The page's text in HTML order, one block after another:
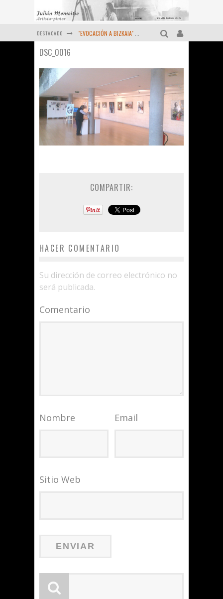
DESTACADO "EVOCACIÓN A BIZKAIA" ORTUELLA (1983-2024) Momoitio
OCTUBRE DE 2022 - Un retrato más de MOMOITIO
Diciembre de 2021 - Últimas obras
DSC_0016
COMPARTIR:
HACER COMENTARIO
Su dirección de correo electrónico no
será publicada.
Comentario
Nombre Email
Sitio Web